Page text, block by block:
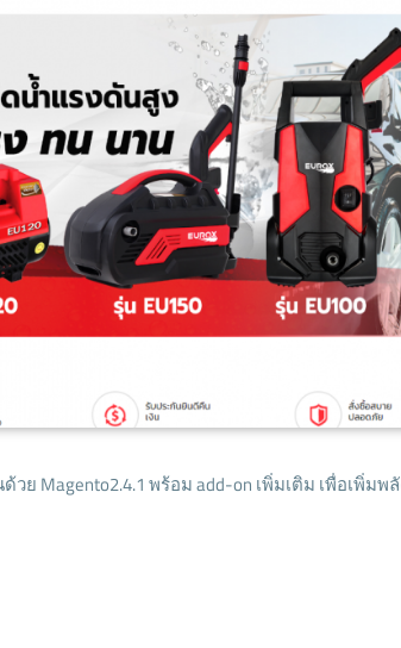
วย Magento2.4.1 พร้อม add-on เพิ่มเติม เพื่อเพิ่